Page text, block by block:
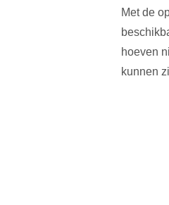
Met de
hoeven
kunnen